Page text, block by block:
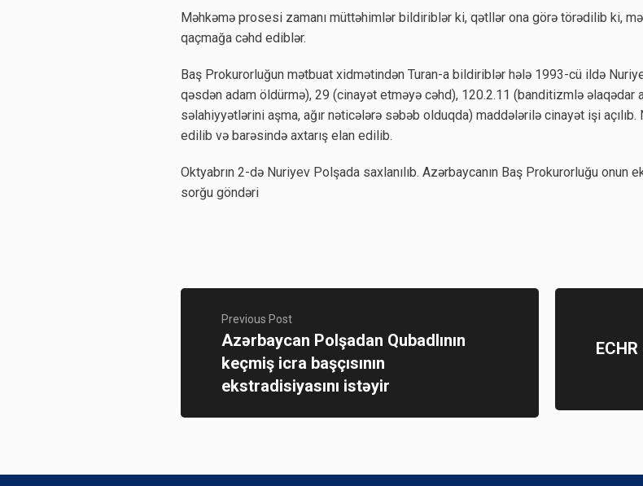
Məhkəmə prosesi zamanı müttəhimlər bildiriblər ki, qətllər ona görə törədilib ki,
qaçmağa cəhd ediblər.
Baş Prokurorluğun mətbuat xidmətindən Turan-a bildiriblər hələ 1993-cü ildə
qəsdən adam öldürmə), 29 (cinayət etməyə cəhd), 120.2.11 (banditizmlə əlaqədar
səlahiyyətlərini aşma, ağır nəticələrə səbəb olduqda) maddələrilə cinayət işi
edilib və barəsində axtarış elan edilib.
Oktyabrın 2-də Nuriyev Polşada saxlanılıb. Azərbaycanın Baş Prokurorluğu onun
sorğu göndəri
Previous Post
Azərbaycan Polşadan Qubadlının
keçmiş icra başçısının
ekstradisiyasını istəyir